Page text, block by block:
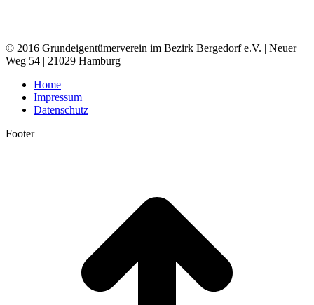
© 2016 Grundeigentümerverein im Bezirk Bergedorf e.V. | Neuer
Weg 54 | 21029 Hamburg
Home
Impressum
Datenschutz
Footer